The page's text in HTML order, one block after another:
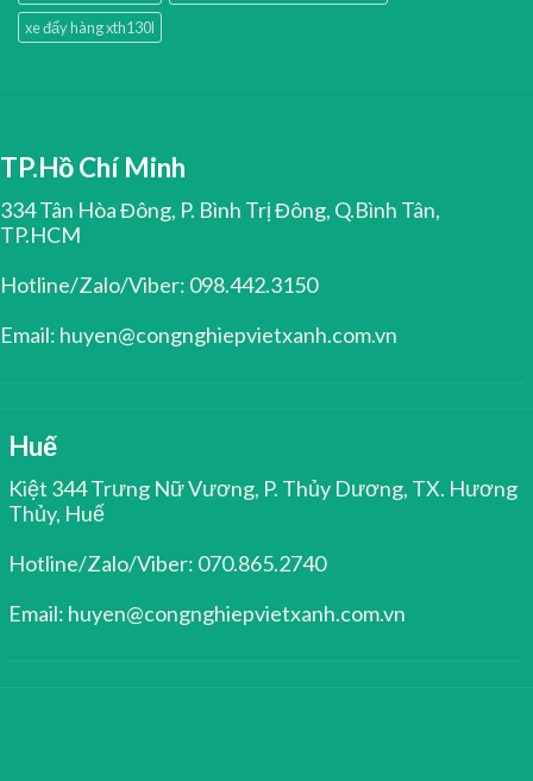
xe đẩy hàng xth130l
TP.Hồ Chí Minh
334 Tân Hòa Đông, P. Bình Trị Đông, Q.Bình Tân,
TP.HCM
Hotline/Zalo/Viber: 098.442.3150
Email: huyen@congnghiepvietxanh.com.vn
Huế
Kiệt 344 Trưng Nữ Vương, P. Thủy Dương, TX. Hương
Thủy, Huế
Hotline/Zalo/Viber: 070.865.2740
Email: huyen@congnghiepvietxanh.com.vn